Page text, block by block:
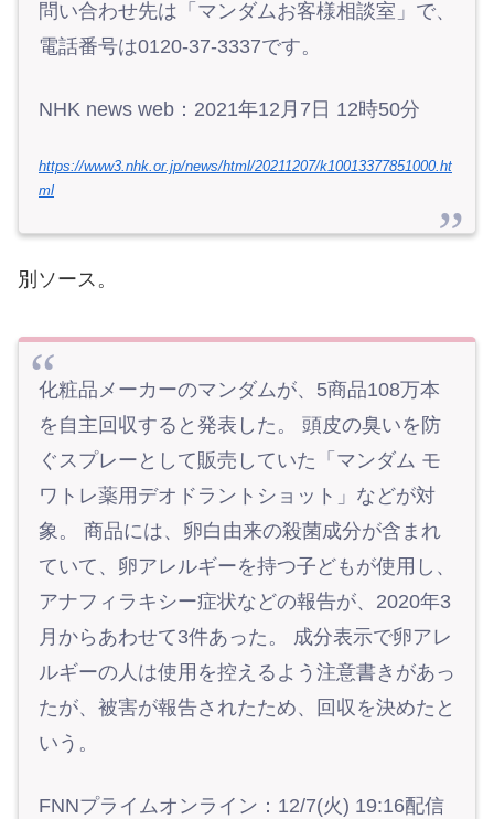
問い合わせ先は「マンダムお客様相談室」で、
電話番号は0120-37-3337です。
NHK news web：2021年12月7日 12時50分
https://www3.nhk.or.jp/news/html/20211207/k10013377851000.ht
ml
別ソース。
化粧品メーカーのマンダムが、5商品108万本
を自主回収すると発表した。 頭皮の臭いを防
ぐスプレーとして販売していた「マンダム モ
ワトレ薬用デオドラントショット」などが対
象。 商品には、卵白由来の殺菌成分が含まれ
ていて、卵アレルギーを持つ子どもが使用し、
アナフィラキシー症状などの報告が、2020年3
月からあわせて3件あった。 成分表示で卵アレ
ルギーの人は使用を控えるよう注意書きがあっ
たが、被害が報告されたため、回収を決めたと
いう。
FNNプライムオンライン：12/7(火) 19:16配信